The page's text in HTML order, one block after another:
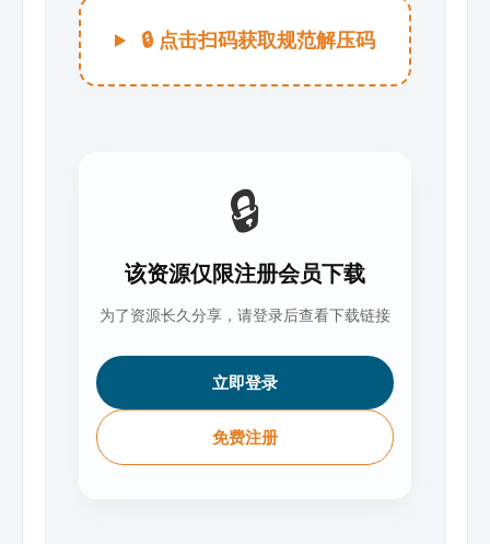
🔒 点击扫码获取规范解压码
🔒
该资源仅限注册会员下载
为了资源长久分享，请登录后查看下载链接
立即登录
免费注册